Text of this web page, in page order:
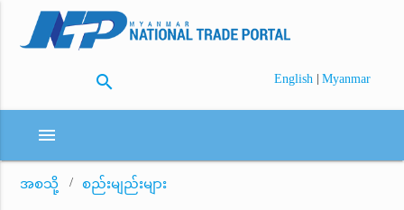
search English | Myanmar
menu
အစသို့ စည်းမျည်းများ